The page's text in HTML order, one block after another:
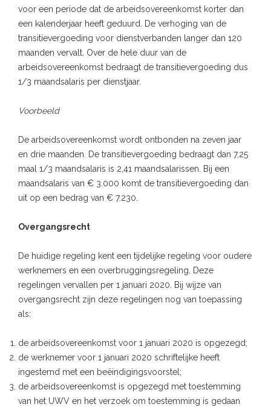
voor een periode dat de arbeidsovereenkomst korter dan
een kalenderjaar heeft geduurd. De verhoging van de
transitievergoeding voor dienstverbanden langer dan 120
maanden vervalt. Over de hele duur van de
arbeidsovereenkomst bedraagt de transitievergoeding dus
1/3 maandsalaris per dienstjaar.
Voorbeeld
De arbeidsovereenkomst wordt ontbonden na zeven jaar
en drie maanden. De transitievergoeding bedraagt dan 7,25
maal 1/3 maandsalaris is 2,41 maandsalarissen. Bij een
maandsalaris van € 3.000 komt de transitievergoeding dan
uit op een bedrag van € 7.230.
Overgangsrecht
De huidige regeling kent een tijdelijke regeling voor oudere
werknemers en een overbruggingsregeling. Deze
regelingen vervallen per 1 januari 2020. Bij wijze van
overgangsrecht zijn deze regelingen nog van toepassing
als:
de arbeidsovereenkomst voor 1 januari 2020 is opgezegd;
de werknemer voor 1 januari 2020 schriftelijke heeft
ingestemd met een beëindigingsvoorstel;
de arbeidsovereenkomst is opgezegd met toestemming
van het UWV en het verzoek om toestemming is gedaan